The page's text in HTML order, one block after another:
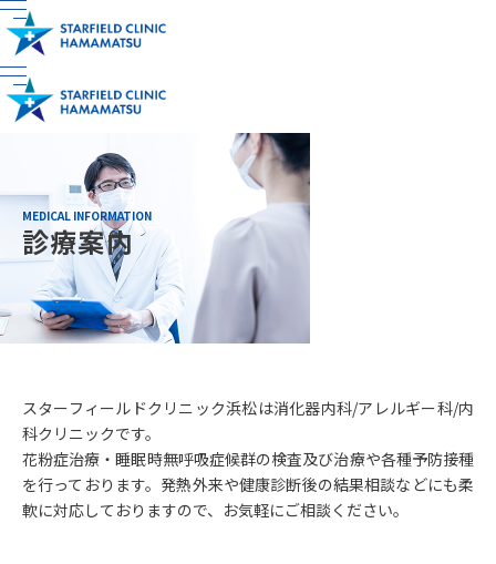
MEDICAL INFORMATION
診療案内
スターフィールドクリニック浜松は消化器内科/アレルギー科/内
科クリニックです。
花粉症治療・睡眠時無呼吸症候群の検査及び治療や各種予防接種
を行っております。発熱外来や健康診断後の結果相談などにも柔
軟に対応しておりますので、お気軽にご相談ください。